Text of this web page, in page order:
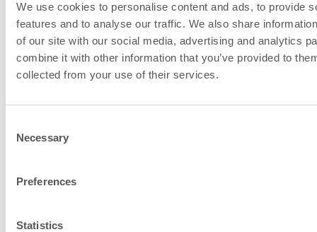
We use cookies to personalise content and ads, to provide
features and to analyse our traffic. We also share
of our site with our social media, advertising and analytics
combine it with other information that you’ve provided to
collected from your use of their services.
Selection
Necessary
Preferences
Statistics
Informations sur le
raccordement de la
cheminée et l'air de
combustion